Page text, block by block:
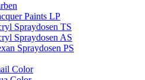
Paints LP
Spraydosen TS
Spraydosen AS
Spraydosen PS
Color